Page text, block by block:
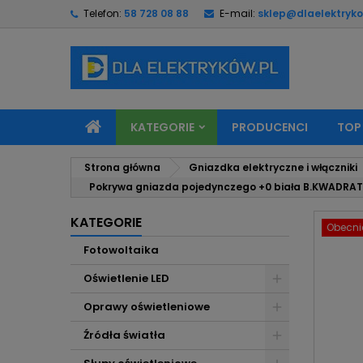
Telefon: 58 728 08 88 E-mail:
KATEGORIE PRODUCENCI
Strona główna Gniazdka elektryczne i włączniki
Pokrywa gniazda pojedynczego +0 biała
KATEGORIE
Fotowoltaika
Oświetlenie LED
Oprawy oświetleniowe
Źródła światła